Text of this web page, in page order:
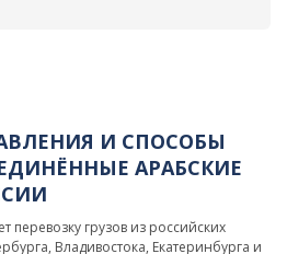
И СПОСОБЫ
АРАБСКИЕ
перевозку грузов из российских
Владивостока, Екатеринбурга и